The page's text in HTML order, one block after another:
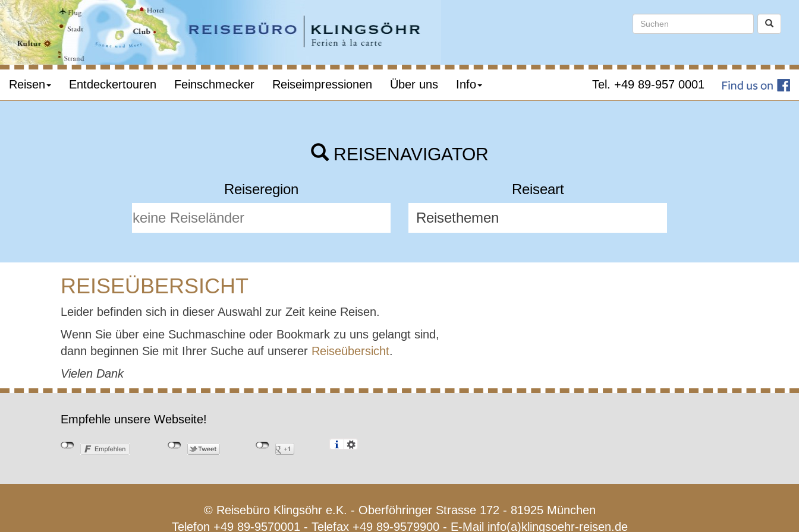
Reisen Entdeckertouren Feinschmecker Reiseimpressionen Über uns Info Tel. +49 89-957 0001
REISENAVIGATOR
Reiseregion Reiseart
REISEÜBERSICHT
Leider befinden sich in dieser Auswahl zur Zeit keine Reisen.
Wenn Sie über eine Suchmaschine oder Bookmark zu uns gelangt sind,
dann beginnen Sie mit Ihrer Suche auf unserer Reiseübersicht.
Vielen Dank
Empfehle unsere Webseite!
© Reisebüro Klingsöhr e.K. - Oberföhringer Strasse 172 - 81925 München
Telefon +49 89-9570001 - Telefax +49 89-9579900 - E-Mail info(a)klingsoehr-reisen.de